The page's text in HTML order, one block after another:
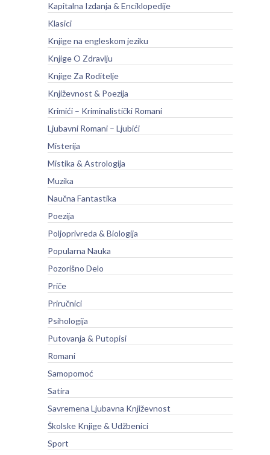
Kapitalna Izdanja & Enciklopedije
Klasici
Knjige na engleskom jeziku
Knjige O Zdravlju
Knjige Za Roditelje
Književnost & Poezija
Krimići – Kriminalistički Romani
Ljubavni Romani – Ljubići
Misterija
Mistika & Astrologija
Muzika
Naučna Fantastika
Poezija
Poljoprivreda & Biologija
Popularna Nauka
Pozorišno Delo
Priče
Priručnici
Psihologija
Putovanja & Putopisi
Romani
Samopomoć
Satira
Savremena Ljubavna Književnost
Školske Knjige & Udžbenici
Sport